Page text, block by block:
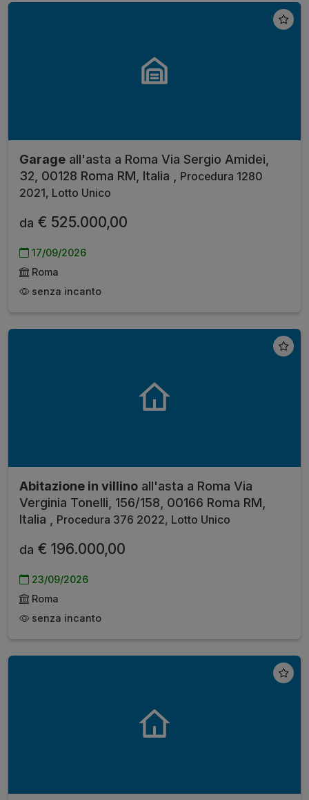
Garage all'asta a Roma Via Sergio Amidei,
32, 00128 Roma RM, Italia ,
Procedura 1280
2021, Lotto Unico
da € 525.000,00
17/09/2026
Roma
senza incanto
Abitazione in villino all'asta a Roma Via
Verginia Tonelli, 156/158, 00166 Roma RM,
Italia ,
Procedura 376 2022, Lotto Unico
da € 196.000,00
23/09/2026
Roma
senza incanto